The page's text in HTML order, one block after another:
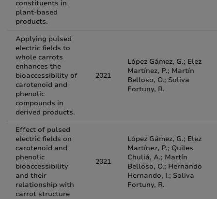
constituents in
plant-based
products.
Applying pulsed
electric fields to
whole carrots
enhances the
bioaccessibility of
carotenoid and
phenolic
compounds in
derived products.
2021
López Gámez, G.; Elez
Martínez, P.; Martín
Belloso, O.; Soliva
Fortuny, R.
Effect of pulsed
electric fields on
carotenoid and
phenolic
bioaccessibility
and their
relationship with
carrot structure
2021
López Gámez, G.; Elez
Martínez, P.; Quiles
Chuliá, A.; Martín
Belloso, O.; Hernando
Hernando, I.; Soliva
Fortuny, R.